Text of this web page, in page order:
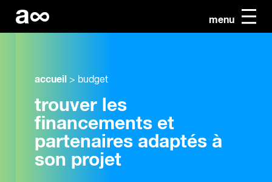
menu
accueil > budget
trouver les
financements et
partenaires adaptés à
son projet